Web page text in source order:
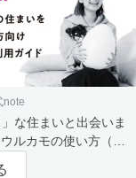
note
」な住まいと出会いま
ルカモの使い方（買